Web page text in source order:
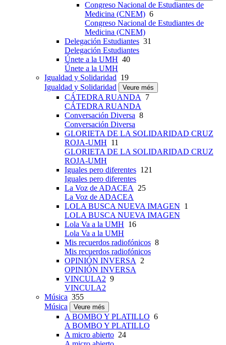
Congreso Nacional de Estudiantes de
Medicina (CNEM) 6
Congreso Nacional de Estudiantes de
Medicina (CNEM)
Delegación Estudiantes 31
Delegación Estudiantes
Únete a la UMH 40
Únete a la UMH
Igualdad y Solidaridad 19
Igualdad y Solidaridad
Veure més
CÁTEDRA RUANDA
7
CÁTEDRA RUANDA
Conversación Diversa 8
Conversación Diversa
GLORIETA DE LA SOLIDARIDAD CRUZ
ROJA-UMH 11
GLORIETA DE LA SOLIDARIDAD CRUZ
ROJA-UMH
Iguales pero diferentes 121
Iguales pero diferentes
La Voz de ADACEA
25
La Voz de ADACEA
LOLA BUSCA NUEVA IMAGEN 1
LOLA BUSCA NUEVA IMAGEN
Lola Va a la UMH 16
Lola Va a la UMH
Mis recuerdos radiofónicos 8
Mis recuerdos radiofónicos
OPINIÓN INVERSA
2
OPINIÓN INVERSA
VINCULA2 9
VINCULA2
Música 355
Música
Veure més
A BOMBO Y PLATILLO 6
A BOMBO Y PLATILLO
A micro abierto 24